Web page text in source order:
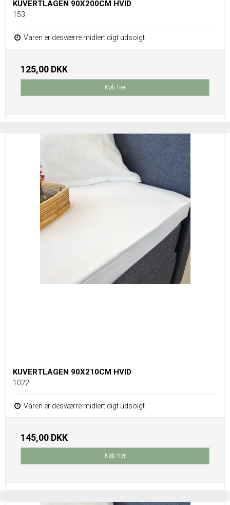
KUVERTLAGEN 90X200CM HVID
153
Varen er desværre midlertidigt udsolgt
125,00 DKK
Køb her
KUVERTLAGEN 90X210CM HVID
1022
Varen er desværre midlertidigt udsolgt
145,00 DKK
Køb her